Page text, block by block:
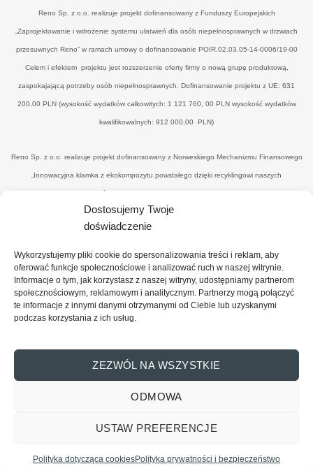
Dostosujemy Twoje
doświadczenie
Wykorzystujemy pliki cookie do spersonalizowania treści i reklam, aby
oferować funkcje społecznościowe i analizować ruch w naszej witrynie.
Informacje o tym, jak korzystasz z naszej witryny, udostępniamy partnerom
społecznościowym, reklamowym i analitycznym. Partnerzy mogą połączyć
te informacje z innymi danymi otrzymanymi od Ciebie lub uzyskanymi
podczas korzystania z ich usług.
ZEZWÓL NA WSZYSTKIE
ODMOWA
USTAW PREFERENCJE
Polityka dotycząca cookiesPolityka prywatności i bezpieczeństwo
Reno Sp. z o.o. realizuje projekt dofinansowany z Funduszy Europejskich
„Zaprojektowanie i wdrożenie systemu ułatwień dla osób niepełnosprawnych w drzwiach
przesuwnych Reno” w ramach umowy o dofinansowanie POIR.02.03.05-14-0006/19-00
Celem i efektem projektu jest rozszerzenie oferty firmy o nową grupę produktową,
zaspokajającą potrzeby osób niepełnosprawnych. Dofinansowanie projektu z UE: 631
200,00 PLN (wysokość wydatków całkowitych: 1 121 760, 00 PLN wysokość wydatków
kwalifikowalnych: 912 000,00 PLN)
Reno Sp. z o.o. realizuje projekt dofinansowany z Norweskiego Mechanizmu Finansowego
„Innowacyjna klamka z ekokompozytu powstałego dzięki recyklingowi naszych
NORW.19.01.04-14-0041/20-00. Celem i efektemjest uzyskanie nowego, konkurencyjnego
produktu - eko-klamki, zredukowanie ilości drewnopochodnych odpadów przez wtórne ich
oraz spoiwa o minimalnym wpływie na środowisko, co zbliży firmę do osiągnięcia statusu
"zero-waste organisation”. Dofinansowanie projektu z UE: 374 101,00 PLN (wysokość
wydatków całkowitych: 818 866, 10 PLN wysokość wydatków kwalifikowalnych: 689
REGULAMIN
POLITYKA PRYWATNOŚCI